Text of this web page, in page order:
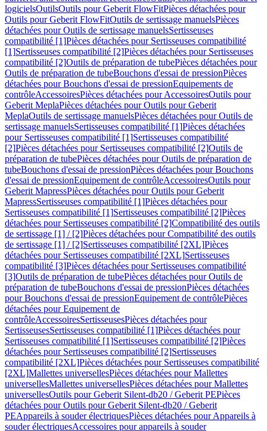
logicielsOutilsOutils pour Geberit FlowFitPièces détachées pour
Outils pour Geberit FlowFitOutils de sertissage manuelsPièces
détachées pour Outils de sertissage manuelsSertisseuses
compatibilité [1]Pièces détachées pour Sertisseuses compatibilité
[1]Sertisseuses compatibilité [2]Pièces détachées pour Sertisseuses
compatibilité [2]Outils de préparation de tubePièces détachées pour
Outils de préparation de tubeBouchons d'essai de pressionPièces
détachées pour Bouchons d'essai de pressionEquipements de
contrôleAccessoiresPièces détachées pour AccessoiresOutils pour
Geberit MeplaPièces détachées pour Outils pour Geberit
MeplaOutils de sertissage manuelsPièces détachées pour Outils de
sertissage manuelsSertisseuses compatibilité [1]Pièces détachées
pour Sertisseuses compatibilité [1]Sertisseuses compatibilité
[2]Pièces détachées pour Sertisseuses compatibilité [2]Outils de
préparation de tubePièces détachées pour Outils de préparation de
tubeBouchons d'essai de pressionPièces détachées pour Bouchons
d'essai de pressionEquipement de contrôleAccessoiresOutils pour
Geberit MapressPièces détachées pour Outils pour Geberit
MapressSertisseuses compatibilité [1]Pièces détachées pour
Sertisseuses compatibilité [1]Sertisseuses compatibilité [2]Pièces
détachées pour Sertisseuses compatibilité [2]Compatibilité des outils
de sertissage [1] / [2]Pièces détachées pour Compatibilité des outils
de sertissage [1] / [2]Sertisseuses compatibilité [2XL]Pièces
détachées pour Sertisseuses compatibilité [2XL]Sertisseuses
compatibilité [3]Pièces détachées pour Sertisseuses compatibilité
[3]Outils de préparation de tubePièces détachées pour Outils de
préparation de tubeBouchons d'essai de pressionPièces détachées
pour Bouchons d'essai de pressionEquipement de contrôlePièces
détachées pour Equipement de
contrôleAccessoiresSertisseusesPièces détachées pour
SertisseusesSertisseuses compatibilité [1]Pièces détachées pour
Sertisseuses compatibilité [1]Sertisseuses compatibilité [2]Pièces
détachées pour Sertisseuses compatibilité [2]Sertisseuses
compatibilité [2XL]Pièces détachées pour Sertisseuses compatibilité
[2XL]Mallettes universellesPièces détachées pour Mallettes
universellesMallettes universellesPièces détachées pour Mallettes
universellesOutils pour Geberit Silent-db20 / Geberit PEPièces
détachées pour Outils pour Geberit Silent-db20 / Geberit
PEAppareils à souder électriquesPièces détachées pour Appareils à
souder électriquesAccessoires pour appareils à souder